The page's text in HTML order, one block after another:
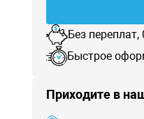
Без переплат,
Быстрое
Приходите в